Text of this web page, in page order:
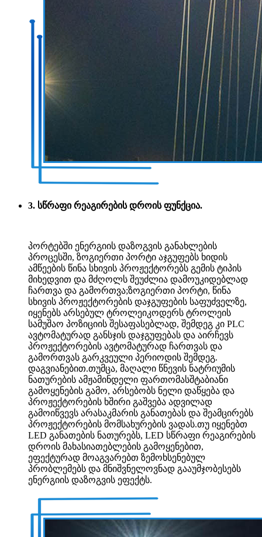
3. სწრაფი რეაგირების დროის ფუნქცია.
პორტებში ენერგიის დაზოგვის განახლების
პროცესში, ზოგიერთი პორტი აჯგუფებს ხიდის
ამწეების წინა სხივის პროჟექტორებს გემის ტიპის
მიხედვით და მძღოლს შეუძლია დამოუკიდებლად
ჩართვა და გამორთვა;ზოგიერთი პორტი, წინა
სხივის პროჟექტორების დაჯგუფების საფუძველზე,
იყენებს არსებულ ტროლეიკოდერს ტროლეის
სამუშაო პოზიციის შესაფასებლად, შემდეგ კი PLC
ავტომატურად განსჯის დაჯგუფებას და აირჩევს
პროჟექტორების ავტომატურად ჩართვას და
გამორთვას გარკვეული პერიოდის შემდეგ.
დაგვიანებით.თუმცა, მაღალი წნევის ნატრიუმის
ნათურების ამჟამინდელი ფართომასშტაბიანი
გამოყენების გამო, არსებობს ნელი დაწყება და
პროჟექტორების ხშირი გაშვება ადვილად
გამოიწვევს არასაკმარის განათებას და შეამცირებს
პროჟექტორების მომსახურების ვადას.თუ იყენებთ
LED განათების ნათურებს, LED სწრაფი რეაგირების
დროის მახასიათებლების გამოყენებით,
ეფექტურად მოაგვარებთ ზემოხსენებულ
პრობლემებს და მნიშვნელოვნად გააუმჯობესებს
ენერგიის დაზოგვის ეფექტს.